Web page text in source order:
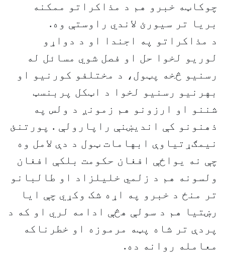
چوکاټه خبرو هم د مذاکراتو ممکنه
بريا تر سيورئ لاندي راوستې وه.
د مذاکراتو په اجندا او د دواړو
لوریو لخوا حل او فصل شوي مسائل له
رسنيو څخه پټول، د مختلفو کورنيو او
بهرنيو رسنيو لخوا د اټکل پربنسټ
شننو او ارزونو هم زمونږ د ولس په
ذهنونو کې انديښنې راپارولې . پورتنئ
نيمګړتياوې ابهامات ټول د دې لامل وه
چې نه يواځې افغان حکومت بلکې افغان
ولسونه هم د زلمي خليلزاد او طالبانو
تر منځ د خبرو په اړه شک وکړي چې ايا
رښتيا هم د سولې هڅې ادامه لري او که د
پردې تر شاه پټه مرموزه او خطرناکه
معامله روانه ده.